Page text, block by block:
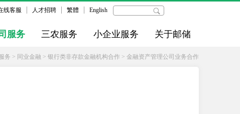
线客服 人才招聘 繁體 English
服务 三农服务 小企业服务 关于邮储
务 > 同业金融 > 银行类非存款金融机构合作 > 金融资产管理公司业务合作